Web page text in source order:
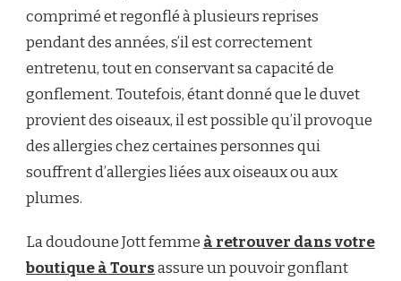
comprimé et regonflé à plusieurs reprises
pendant des années, s’il est correctement
entretenu, tout en conservant sa capacité de
gonflement. Toutefois, étant donné que le duvet
provient des oiseaux, il est possible qu’il provoque
des allergies chez certaines personnes qui
souffrent d’allergies liées aux oiseaux ou aux
plumes.
La doudoune Jott femme à retrouver dans votre
boutique à Toursassure un pouvoir gonflant